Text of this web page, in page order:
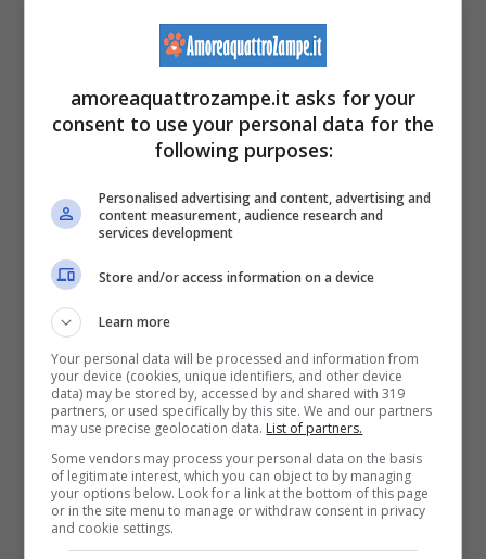
presenza di un uomo vivo. Sono seguite le
operazioni di scavo degli umani per alcune
ore prima di estrarre l’uomo.
networkfanno i complimenti a questo
davvero particolare. Un vero e proprio
simbolo di speranza che
la cura, la pazienza e l’impegno possono
portare a risultati enormi.
I cani da ricerca ed il loro
lavoro impagabile
amoreaquattrozampe.it asks for your
consent to use your personal data for the
following purposes:
Personalised advertising and content, advertising and
content measurement, audience research and
services development
Store and/or access information on a device
Learn more
Your personal data will be processed and information from
your device (cookies, unique identifiers, and other device
data) may be stored by, accessed by and shared with 319
partners, or used specifically by this site. We and our partners
may use precise geolocation data. List of partners.
Some vendors may process your personal data on the basis
of legitimate interest, which you can object to by managing
your options below. Look for a link at the bottom of this page
or in the site menu to manage or withdraw consent in privacy
and cookie settings.